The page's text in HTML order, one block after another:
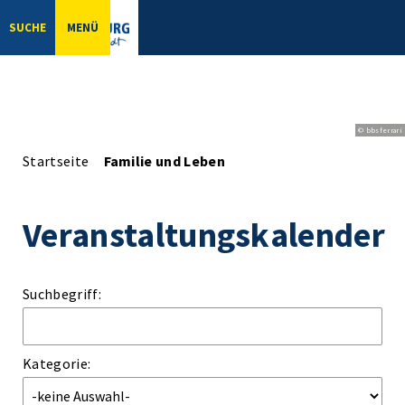
SUCHE MENÜ
© bbsferrari
Startseite Familie und Leben
Veranstaltungskalender
Suchbegriff:
Kategorie: